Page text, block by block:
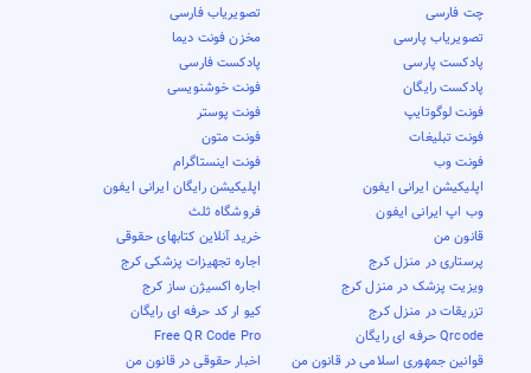
چت فارسی
تصویریاب فارسی
تصویریاب پارسی
مخزن فونت دیما
پادکست پارسی
پادکست فارسی
پادکست رایگان
فونت خوشنویسی
فونت لوگوتایپ
فونت پوستر
فونت تبلیغات
فونت متون
فونت وب
فونت اینستاگرام
اپلیکیشن ایرانی ایفون
اپلیکیشن رایگان ایرانی ایفون
وب اپ ایرانی ایفون
فروشگاه ثلث
قانون من
خرید آنلاین کتابهای حقوقی
پرستاری در منزل کرج
اجاره تجهیزات پزشکی کرج
ویزیت پزشک در منزل کرج
اجاره اکسیژن ساز کرج
تزریقات در منزل کرج
کیو ار کد حرفه ای رایگان
Qrcode حرفه ای رایگان
Free QR Code Pro
قوانین جمهوری اسلامی در قانون من
اخبار حقوقی در قانون من